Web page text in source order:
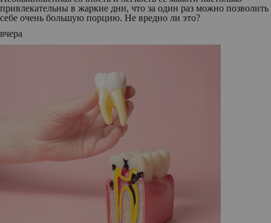
привлекательны в жаркие дни, что за один раз можно позволить
себе очень большую порцию. Не вредно ли это?
вчера